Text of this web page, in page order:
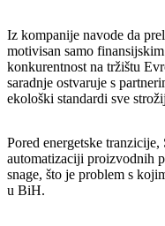
Iz kompanije navode da
motivisan samo
konkurentnost na tržištu
saradnje ostvaruje s
ekološki standardi sve
Pored energetske
automatizaciji proizvodnih
snage, što je problem s
u BiH.